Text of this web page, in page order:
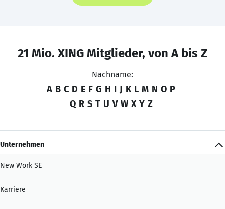
21 Mio. XING Mitglieder, von A bis Z
Nachname:
A B C D E F G H I J K L M N O P
Q R S T U V W X Y Z
Unternehmen
New Work SE
Karriere